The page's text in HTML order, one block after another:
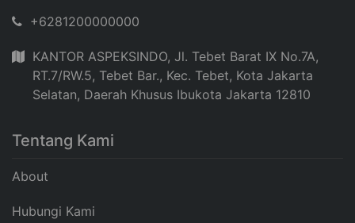
+6281200000000
KANTOR ASPEKSINDO, Jl. Tebet Barat IX No.7A,
RT.7/RW.5, Tebet Bar., Kec. Tebet, Kota Jakarta
Selatan, Daerah Khusus Ibukota Jakarta 12810
Tentang Kami
About
Hubungi Kami